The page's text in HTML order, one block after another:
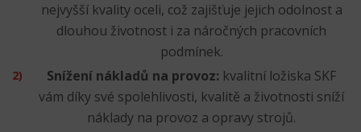
nejvyšší kvality oceli, což zajišťuje jejich odolnost a
dlouhou životnost i za náročných pracovních
podmínek.
Snížení nákladů na provoz: kvalitní ložiska SKF
vám díky své spolehlivosti, kvalitě a životnosti sníží
náklady na provoz a opravy strojů.